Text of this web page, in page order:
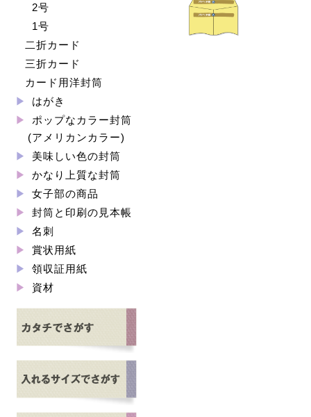
2号
1号
二折カード
三折カード
カード用洋封筒
はがき
ポップなカラー封筒
(アメリカンカラー)
美味しい色の封筒
かなり上質な封筒
女子部の商品
封筒と印刷の見本帳
名刺
賞状用紙
領収証用紙
資材